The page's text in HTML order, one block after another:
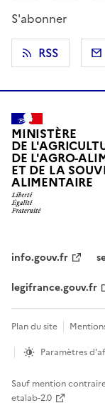
S'abonner
RSS
MINISTÈRE
DE
DE L'AGRO-
ET DE LA
ALIMENTAIRE
info.gouv.fr
legifrance.gouv.fr
Plan du site
Paramètres
Sauf mention
etalab-2.0